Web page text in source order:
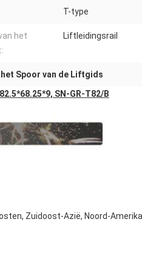
T-type
het
Liftleidingsrail
het Spoor van de Liftgids
SN-GR-T82/B
Zuidoost-Azië, Noord-